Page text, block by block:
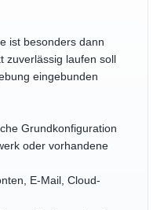
ist besonders dann
laufen soll
eingebunden
Grundkonfiguration
oder vorhandene
E-Mail, Cloud-